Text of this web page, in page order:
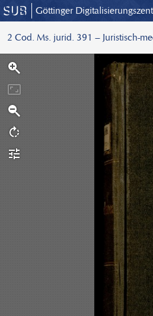
Göttinger
2 Cod. Ms. jurid. 391 – Juristisch-